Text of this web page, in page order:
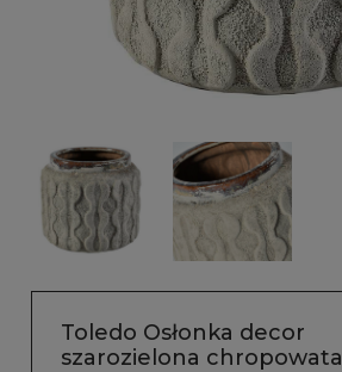
Toledo Osłonka decor
szarozielona chropowata